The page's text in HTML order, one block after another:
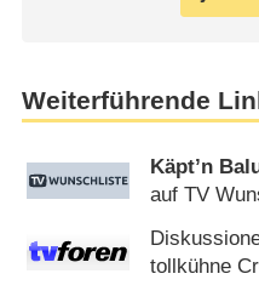
Weiterführende
Käpt’n
auf TV
tollkühne